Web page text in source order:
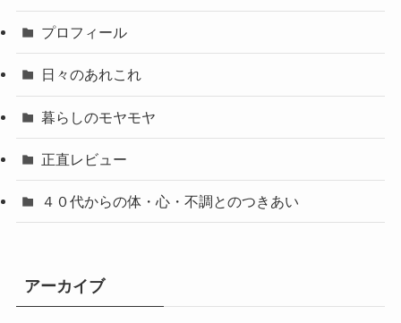
プロフィール
日々のあれこれ
暮らしのモヤモヤ
正直レビュー
４０代からの体・心・不調とのつきあい
アーカイブ